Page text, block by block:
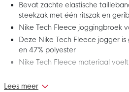
Bevat zachte elastische
steekzak met één ritszak en
Nike Tech Fleece joggingbroek
Deze Nike Tech Fleece jogger
en 47% polyester
Nike Tech Fleece materiaal
Deze nieuwe Nike Tech Fleece
Lees meer